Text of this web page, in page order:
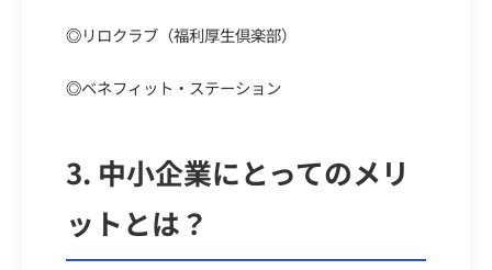
◎リロクラブ（福利厚生倶楽部）
◎ベネフィット・ステーション
3. 中小企業にとってのメリ
ットとは？